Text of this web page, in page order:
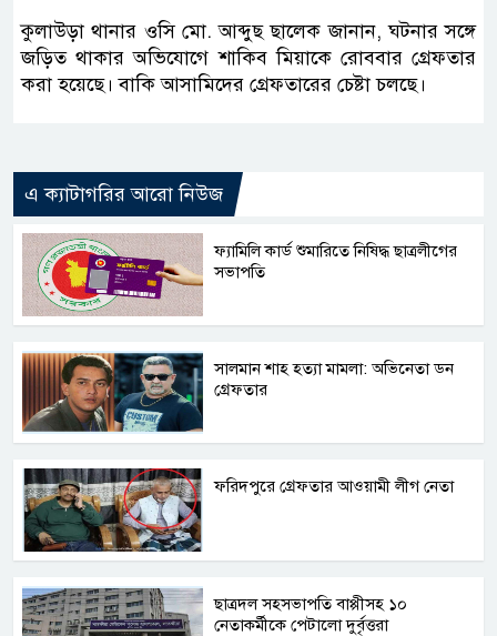
কুলাউড়া থানার ওসি মো. আব্দুছ ছালেক জানান, ঘটনার সঙ্গে
জড়িত থাকার অভিযোগে শাকিব মিয়াকে রোববার গ্রেফতার
করা হয়েছে। বাকি আসামিদের গ্রেফতারের চেষ্টা চলছে।
এ ক্যাটাগরির আরো নিউজ
ফ্যামিলি কার্ড শুমারিতে নিষিদ্ধ ছাত্রলীগের
সভাপতি
সালমান শাহ হত্যা মামলা: অভিনেতা ডন
গ্রেফতার
ফরিদপুরে গ্রেফতার আওয়ামী লীগ নেতা
ছাত্রদল সহসভাপতি বাপ্পীসহ ১০
নেতাকর্মীকে পেটালো দুর্বৃত্তরা